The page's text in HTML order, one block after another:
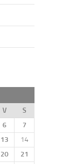
V
S
6
7
13
14
20
21